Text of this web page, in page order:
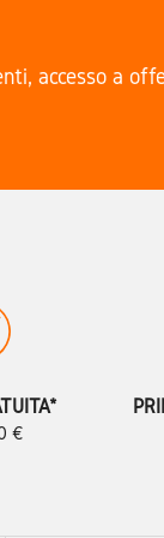
accesso a
€